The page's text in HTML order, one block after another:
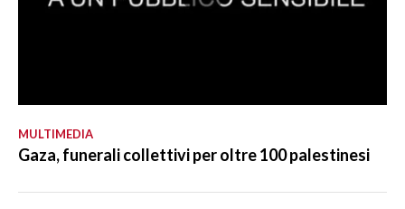
MULTIMEDIA
Gaza, funerali collettivi per oltre 100 palestinesi